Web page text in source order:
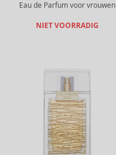
Eau de Parfum voor vrouwen
NIET VOORRADIG